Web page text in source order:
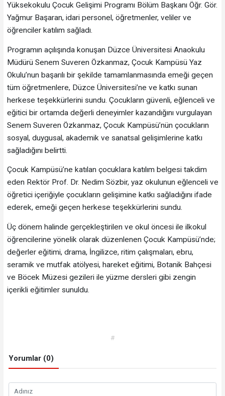
Yüksekokulu Çocuk Gelişimi Programı Bölüm Başkanı Öğr. Gör.
Yağmur Başaran, idari personel, öğretmenler, veliler ve
öğrenciler katılım sağladı.
Programın açılışında konuşan Düzce Üniversitesi Anaokulu
Müdürü Senem Suveren Özkanmaz, Çocuk Kampüsü Yaz
Okulu’nun başarılı bir şekilde tamamlanmasında emeği geçen
tüm öğretmenlere, Düzce Üniversitesi’ne ve katkı sunan
herkese teşekkürlerini sundu. Çocukların güvenli, eğlenceli ve
eğitici bir ortamda değerli deneyimler kazandığını vurgulayan
Senem Suveren Özkanmaz, Çocuk Kampüsü’nün çocukların
sosyal, duygusal, akademik ve sanatsal gelişimlerine katkı
sağladığını belirtti.
Çocuk Kampüsü’ne katılan çocuklara katılım belgesi takdim
eden Rektör Prof. Dr. Nedim Sözbir, yaz okulunun eğlenceli ve
öğretici içeriğiyle çocukların gelişimine katkı sağladığını ifade
ederek, emeği geçen herkese teşekkürlerini sundu.
Üç dönem halinde gerçekleştirilen ve okul öncesi ile ilkokul
öğrencilerine yönelik olarak düzenlenen Çocuk Kampüsü’nde;
değerler eğitimi, drama, İngilizce, ritim çalışmaları, ebru,
seramik ve mutfak atölyesi, hareket eğitimi, Botanik Bahçesi
ve Böcek Müzesi gezileri ile yüzme dersleri gibi zengin
içerikli eğitimler sunuldu.
#
Yorumlar (0)